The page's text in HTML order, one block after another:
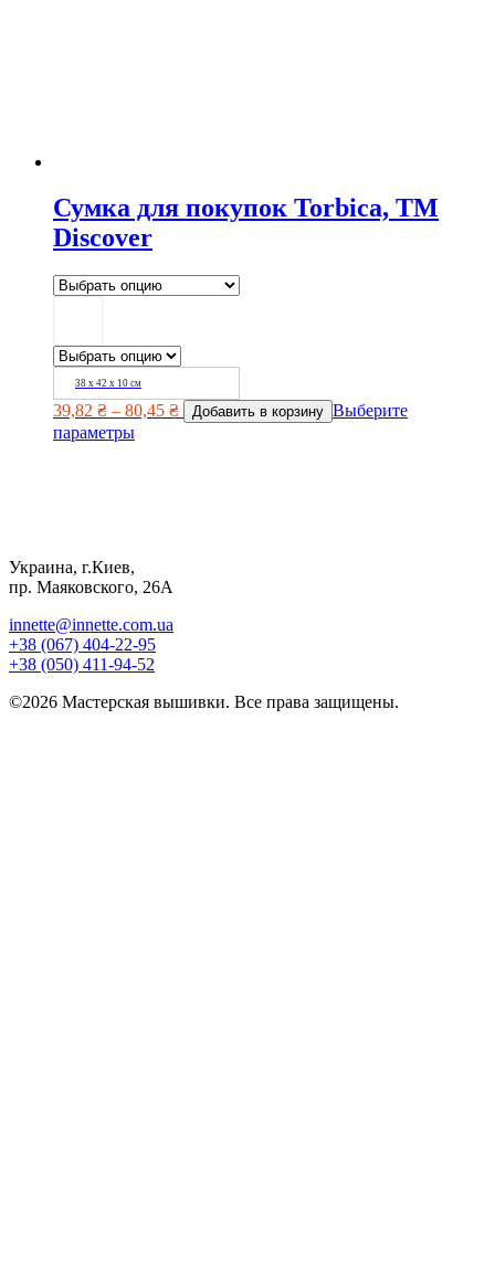
Сумка для покупок Torbica, TM
Discover
38 х 42 х 10 см
39,82 ₴ – 80,45 ₴ Добавить в корзину Выберите
параметры
Украина, г.Киев,
пр. Маяковского, 26А
innette@innette.com.ua
+38 (067) 404-22-95
+38 (050) 411-94-52
©2026 Мастерская вышивки. Все права защищены.